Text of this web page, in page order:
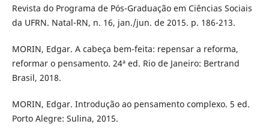
Revista do Programa de Pós-Graduação em Ciências Sociais
da UFRN. Natal-RN, n. 16, jan./jun. de 2015. p. 186-213.
MORIN, Edgar. A cabeça bem-feita: repensar a reforma,
reformar o pensamento. 24ª ed. Rio de Janeiro: Bertrand
Brasil, 2018.
MORIN, Edgar. Introdução ao pensamento complexo. 5 ed.
Porto Alegre: Sulina, 2015.